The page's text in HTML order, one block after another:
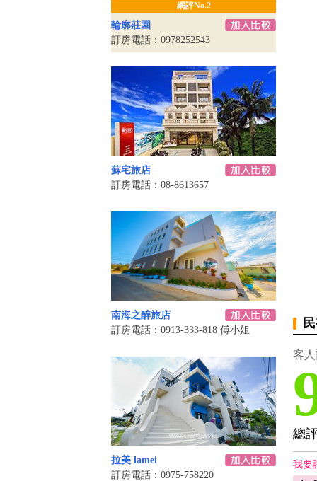
網評No.2
輪廓莊園
訂房電話：0978252543
蘇宅旅店
訂房電話：08-8613657
南海之醉旅店
訂房電話：0913-333-818 傅小姐
拉美 lamei
訂房電話：0975-758220
客
總
我要